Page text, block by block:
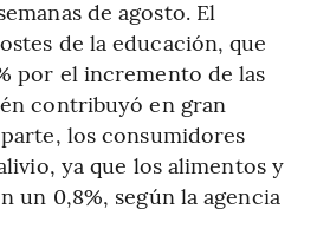
de agosto. El
de la educación, que
por el incremento de las
contribuyó en gran
los consumidores
ya que los alimentos y
un 0,8%, según la agencia